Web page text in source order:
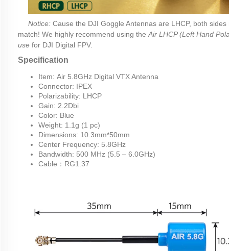
Notice: Cause the DJI Goggle Antennas are LHCP, both sides
match! We highly recommend using the Air LHCP (Left Hand
use for DJI Digital FPV.
Specification
Item: Air 5.8GHz Digital VTX Antenna
Connector: IPEX
Polarizability: LHCP
Gain: 2.2Dbi
Color: Blue
Weight: 1.1g (1 pc)
Dimensions: 10.3mm*50mm
Center Frequency: 5.8GHz
Bandwidth: 500 MHz (5.5 – 6.0GHz)
Cable：RG1.37